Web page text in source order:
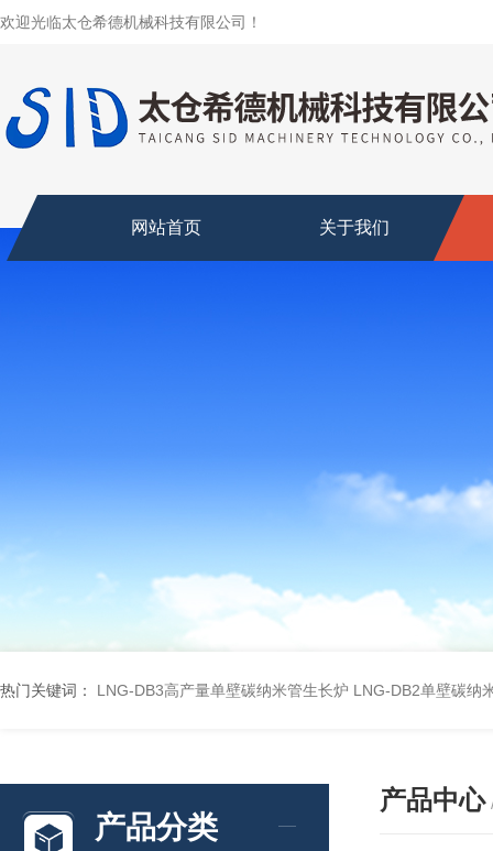
欢迎光临太仓希德机械科技有限公司！
网站首页 关于我们
热门关键词： LNG-DB3高产量单壁碳纳米管生长炉 LNG-DB2单壁碳纳
产品分类
产品中心